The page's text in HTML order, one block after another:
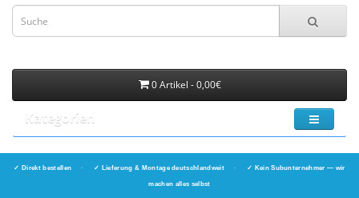
0 Artikel - 0,00€
Kategorien
✓ Direkt bestellen · ✓ Lieferung & Montage deutschlandweit · ✓ Kein Subunternehmer — wir
machen alles selbst